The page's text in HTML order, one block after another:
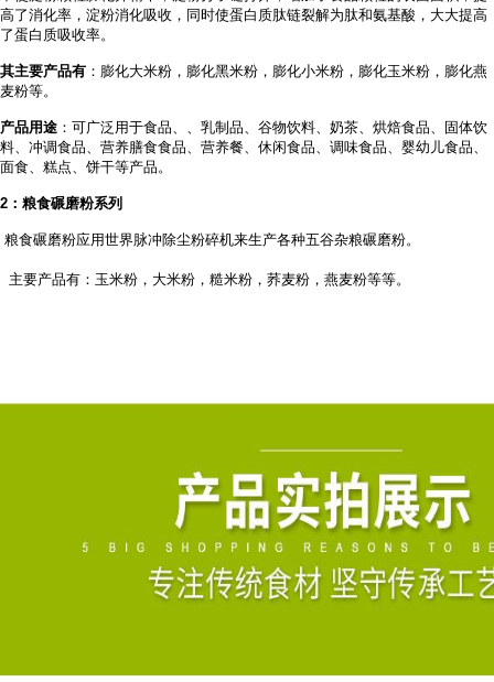
高了消化率，淀粉消化吸收，同时使蛋白质肽链裂解为肽和氨基酸，大大提高
了蛋白质吸收率。
其主要产品有 ：膨化大米粉，膨化黑米粉，膨化小米粉，膨化玉米粉，膨化燕
麦粉等。
产品用途 ：可广泛用于食品、 、乳制品、谷物饮料、奶茶、烘焙食品、固体饮
料、冲调食品、营养膳食食品、营养餐、休闲食品、调味食品、婴幼儿食品、
面食、糕点、饼干等产品。
2 ：粮食碾磨粉系列
粮食碾磨粉应用世界脉冲除尘粉碎机来生产各种五谷杂粮碾磨粉。
主要产品有：玉米粉，大米粉，糙米粉，荞麦粉，燕麦粉等等。